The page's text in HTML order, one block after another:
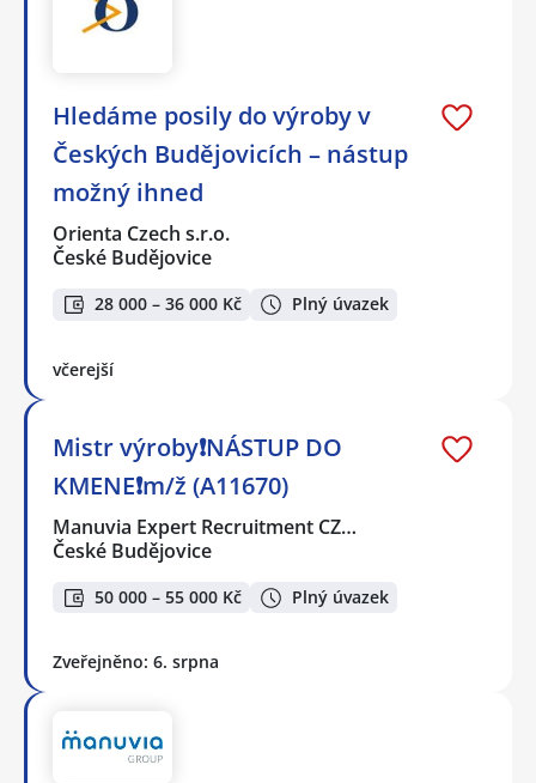
Hledáme posily do výroby v
Českých Budějovicích – nástup
možný ihned
Orienta Czech s.r.o.
České Budějovice
28 000 – 36 000 Kč Plný úvazek
včerejší
Mistr výroby❗NÁSTUP DO
KMENE❗m/ž (A11670)
Manuvia Expert Recruitment CZ…
České Budějovice
50 000 – 55 000 Kč Plný úvazek
Zveřejněno: 6. srpna